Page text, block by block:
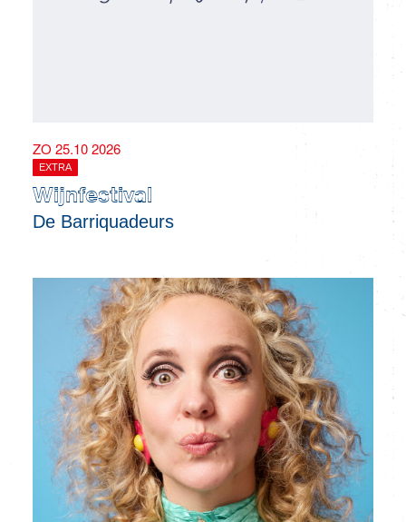
ZO 25.10 2026
EXTRA
Wijnfestival
De Barriquadeurs